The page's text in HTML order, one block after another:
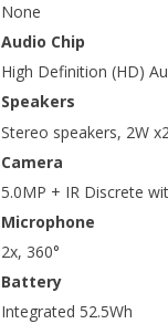
None
Audio Chip
High Definition (HD)
Speakers
Stereo speakers, 2W
Camera
5.0MP + IR Discrete
Microphone
2x, 360°
Battery
Integrated 52.5Wh